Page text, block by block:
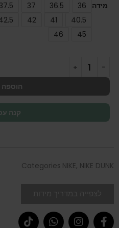
מידה 36
36.5
37
40.5
41
42
45
46
קנה
Categories NIKE, NIKE DUNK